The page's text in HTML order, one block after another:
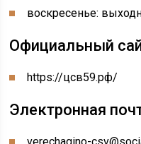
воскресенье:
Официальный
https://цсв59.рф/
Электронная